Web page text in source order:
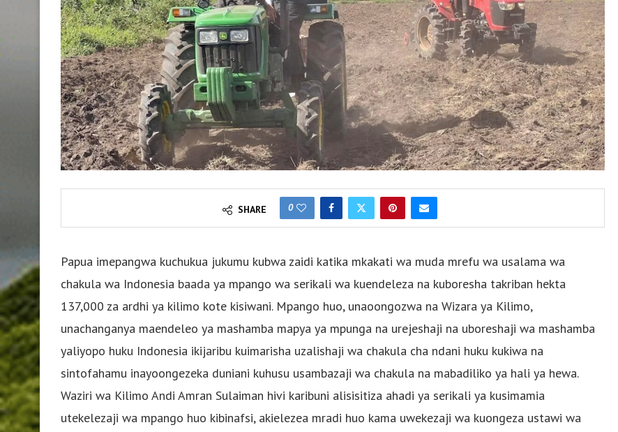
SHARE 0
Papua imepangwa kuchukua jukumu kubwa zaidi katika mkakati wa muda mrefu wa usalama wa
chakula wa Indonesia baada ya mpango wa serikali wa kuendeleza na kuboresha takriban hekta
137,000 za ardhi ya kilimo kote kisiwani. Mpango huo, unaoongozwa na Wizara ya Kilimo,
unachanganya maendeleo ya mashamba mapya ya mpunga na urejeshaji na uboreshaji wa mashamba
yaliyopo huku Indonesia ikijaribu kuimarisha uzalishaji wa chakula cha ndani huku kukiwa na
sintofahamu inayoongezeka duniani kuhusu usambazaji wa chakula na mabadiliko ya hali ya hewa.
Waziri wa Kilimo Andi Amran Sulaiman hivi karibuni alisisitiza ahadi ya serikali ya kusimamia
utekelezaji wa mpango huo kibinafsi, akielezea mradi huo kama uwekezaji wa kuongeza ustawi wa